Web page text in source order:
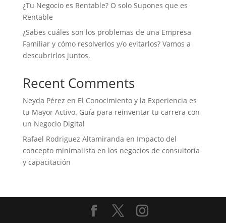
¿Tu Negocio es Rentable? O solo Supones que es
Rentable
¿Sabes cuáles son los problemas de una Empresa
Familiar y cómo resolverlos y/o evitarlos? Vamos a
descubrirlos juntos.
Recent Comments
Neyda Pérez en El Conocimiento y la Experiencia es
tu Mayor Activo. Guía para reinventar tu carrera con
un Negocio Digital
Rafael Rodriguez Altamiranda en Impacto del
concepto minimalista en los negocios de consultoría
y capacitación